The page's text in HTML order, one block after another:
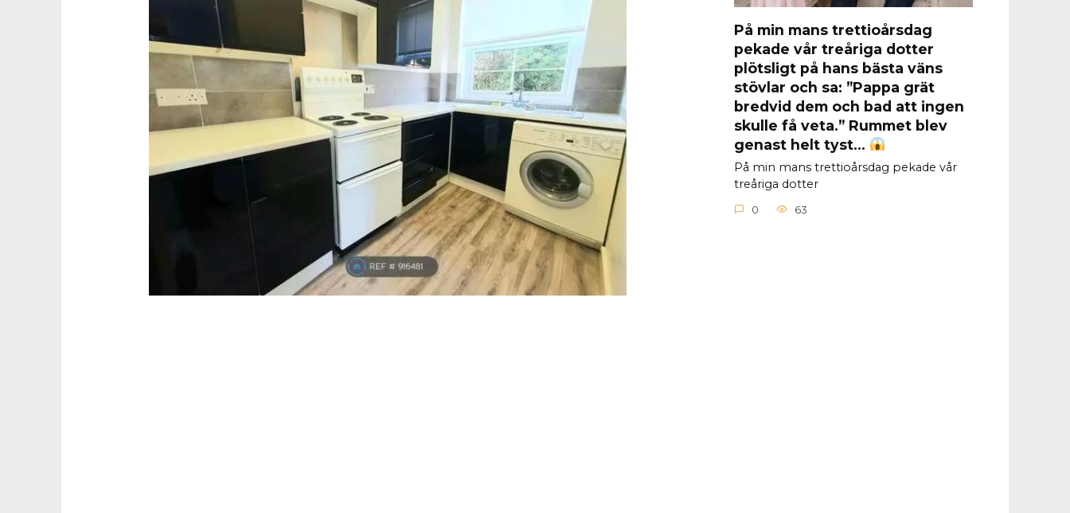
På min mans trettioårsdag
pekade vår treåriga dotter
plötsligt på hans bästa väns
stövlar och sa: ”Pappa grät
bredvid dem och bad att ingen
skulle få veta.” Rummet blev
genast helt tyst…
På min mans trettioårsdag pekade vår
treåriga dotter
0 63